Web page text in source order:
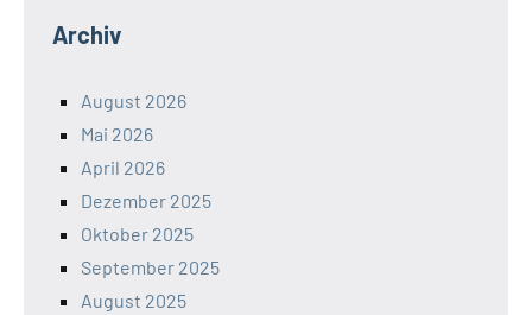
Archiv
August 2026
Mai 2026
April 2026
Dezember 2025
Oktober 2025
September 2025
August 2025